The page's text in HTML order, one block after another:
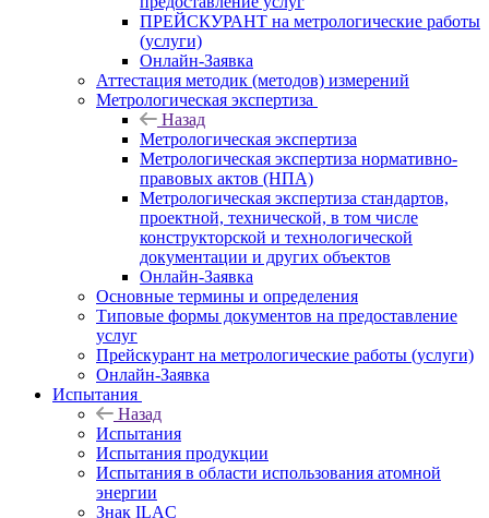
ПРЕЙСКУРАНТ на метрологические работы
(услуги)
Онлайн-Заявка
Аттестация методик (методов) измерений
Метрологическая экспертиза
Назад
Метрологическая экспертиза
Метрологическая экспертиза нормативно-
правовых актов (НПА)
Метрологическая экспертиза стандартов,
проектной, технической, в том числе
конструкторской и технологической
документации и других объектов
Онлайн-Заявка
Основные термины и определения
Типовые формы документов на предоставление
услуг
Прейскурант на метрологические работы (услуги)
Онлайн-Заявка
Испытания
Назад
Испытания
Испытания продукции
Испытания в области использования атомной
энергии
Знак ILAC